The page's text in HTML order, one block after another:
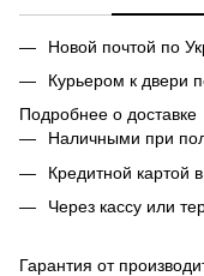
Новой почтой по
Курьером к двери
Подробнее о доставке
Наличными при
Кредитной картой
Через кассу или
Гарантия от